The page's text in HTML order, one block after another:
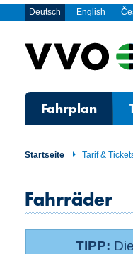
Deutsch English
Fahrplan
Startseite Tarif &
Fahrräder
TIPP: